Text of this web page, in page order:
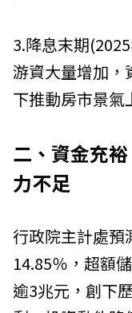
3.降息末期
游資大量增加，
下推動房市景氣
二、資金充
力不足
行政院主計處預
14.85％，超額
逾3兆元，創下